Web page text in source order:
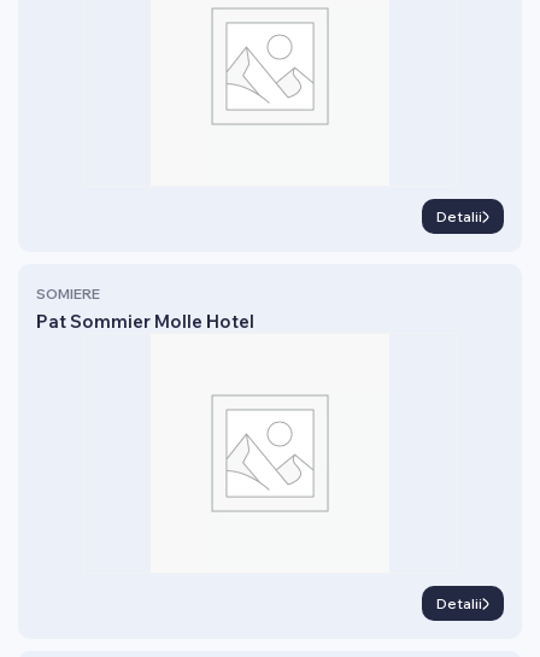
Detalii
SOMIERE
Pat Sommier Molle Hotel
Detalii